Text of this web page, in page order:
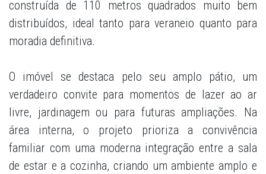
construída de 110 metros quadrados muito bem
distribuídos, ideal tanto para veraneio quanto para
moradia definitiva.
O imóvel se destaca pelo seu amplo pátio, um
verdadeiro convite para momentos de lazer ao ar
livre, jardinagem ou para futuras ampliações. Na
área interna, o projeto prioriza a convivência
familiar com uma moderna integração entre a sala
de estar e a cozinha, criando um ambiente amplo e